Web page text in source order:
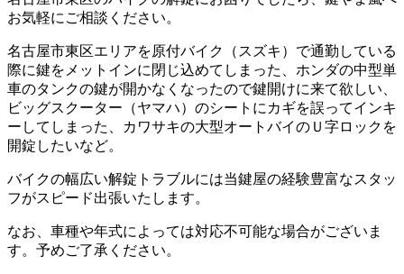
お気軽にご相談ください。
名古屋市東区エリアを原付バイク（スズキ）で通勤している
際に鍵をメットインに閉じ込めてしまった、ホンダの中型単
車のタンクの鍵が開かなくなったので鍵開けに来て欲しい、
ビッグスクーター（ヤマハ）のシートにカギを誤ってインキ
ーしてしまった、カワサキの大型オートバイのＵ字ロックを
開錠したいなど。
バイクの幅広い解錠トラブルには当鍵屋の経験豊富なスタッ
フがスピード出張いたします。
なお、車種や年式によっては対応不可能な場合がございま
す。予めご了承ください。